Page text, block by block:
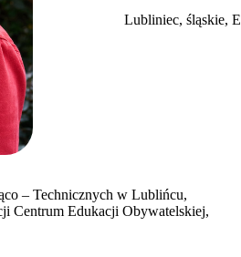
Lubliniec, śląskie,
– Technicznych w Lublińcu,
Centrum Edukacji Obywatelskiej,